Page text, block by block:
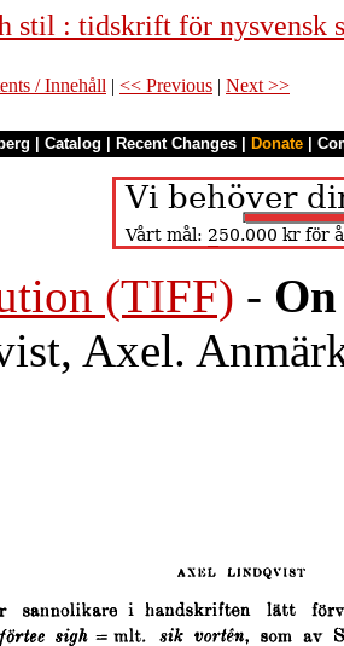
stil : tidskrift för nysvensk
/ Innehåll | << Previous | Next >>
Catalog Recent Changes Donate
(TIFF) -
Axel.